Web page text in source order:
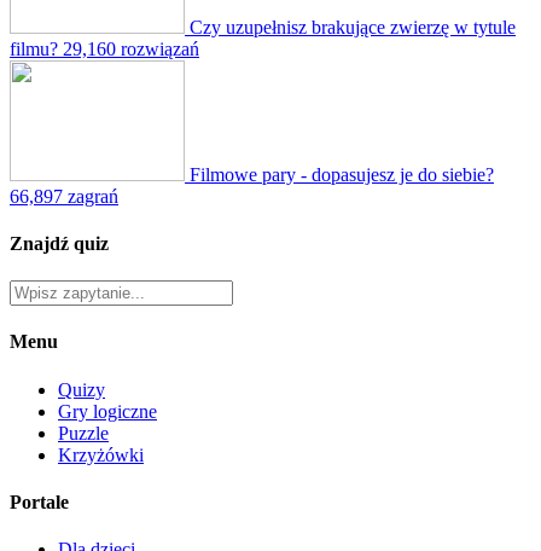
Czy uzupełnisz brakujące zwierzę w tytule
filmu? 29,160 rozwiązań
Filmowe pary - dopasujesz je do siebie?
66,897 zagrań
Znajdź quiz
Menu
Quizy
Gry logiczne
Puzzle
Krzyżówki
Portale